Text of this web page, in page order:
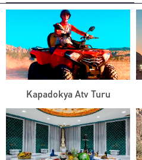
Kapadokya Atv Turu